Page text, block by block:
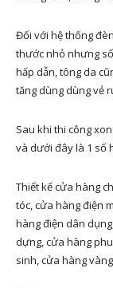
Đối với hệ thống
thước nhỏ nhưng
hấp dẫn, tông da
tăng dùng dùng vẻ
Sau khi thi công
và dưới đây là 1 số
Thiết kế cửa hàng
tóc, cửa hàng điện
hàng điện dân
dựng, cửa hàng
sinh, cửa hàng